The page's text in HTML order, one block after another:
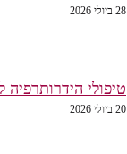
28 ביולי 2026
טיפולי
20 ביולי 2026